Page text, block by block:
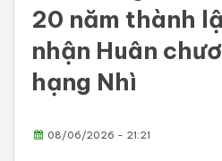
20 năm thành
nhận Huân
hạng Nhì
08/06/2026 - 21:21